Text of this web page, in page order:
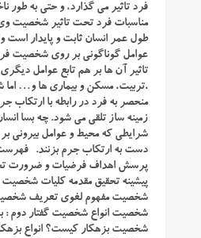
فرد تاثیر می گذارد، و حتی به طور
مناسبات فرد تحت تاثیر شخصیت
طول عمر انسان ثابت و پایدار است
عوامل گوناگونی بر روی شخصیت
تاثیر آن ها بر هم تابع عوامل
،تربیت، مسکن و بیماری ها و…
منحصر به فرد در رابطه با ارتکاب
زمینه ساز تلقی می شود. چه بسا
شرایطی که محیط و عوامل بیرونی
دست به ارتکاب جرم بزنند.
پرسش اهداف فرضیات و ضرورت
پیشینه تحقیق مقدمه كلیات شخصیت
شخصیت مفهوم لغوی تعریف
شخصیت انواع شخصیت گفتار دوم :
شخصیت بزهكار كیست؟ انواع